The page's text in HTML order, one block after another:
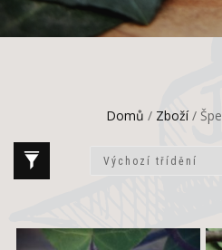
Domů / Zboží/